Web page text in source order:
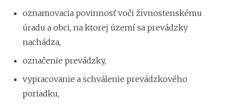
oznamovacia povinnosť voči živnostenskému
úradu a obci, na ktorej území sa prevádzky
nachádza,
označenie prevádzky,
vypracovanie a schválenie prevádzkového
poriadku,